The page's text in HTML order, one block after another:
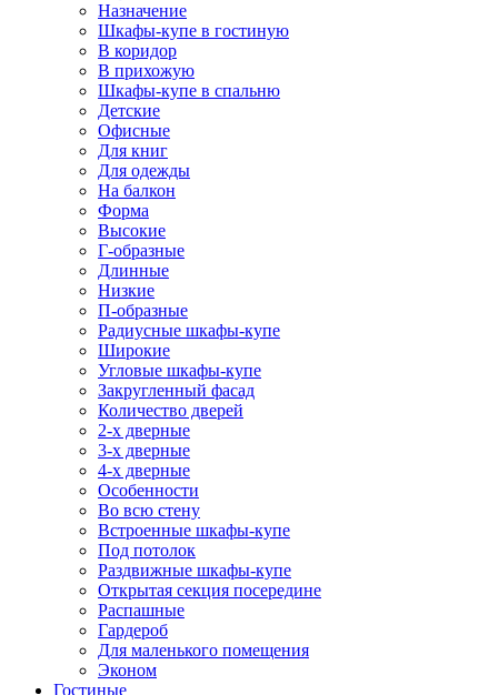
Назначение
Шкафы-купе в гостиную
В коридор
В прихожую
Шкафы-купе в спальню
Детские
Офисные
Для книг
Для одежды
На балкон
Форма
Высокие
Г-образные
Длинные
Низкие
П-образные
Радиусные шкафы-купе
Широкие
Угловые шкафы-купе
Закругленный фасад
Количество дверей
2-х дверные
3-х дверные
4-х дверные
Особенности
Во всю стену
Встроенные шкафы-купе
Под потолок
Раздвижные шкафы-купе
Открытая секция посередине
Распашные
Гардероб
Для маленького помещения
Эконом
Гостиные